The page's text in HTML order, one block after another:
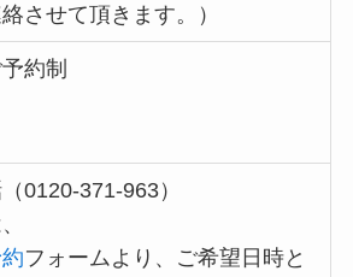
させて頂きます。）
約制
0120-371-963）
フォームより、ご希望日時と